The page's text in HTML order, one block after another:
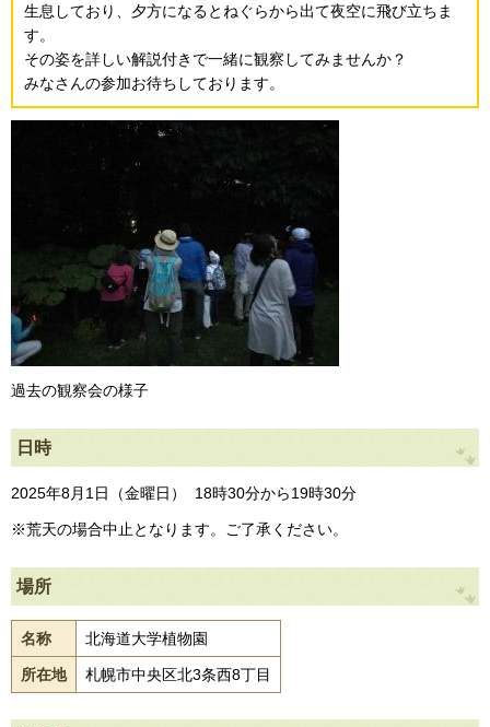
生息しており、夕方になるとねぐらから出て夜空に飛び立ちま
す。
その姿を詳しい解説付きで一緒に観察してみませんか？
みなさんの参加お待ちしております。
過去の観察会の様子
日時
2025年8月1日（金曜日） 18時30分から19時30分
※荒天の場合中止となります。ご了承ください。
場所
名称 北海道大学植物園
所在地 札幌市中央区北3条西8丁目